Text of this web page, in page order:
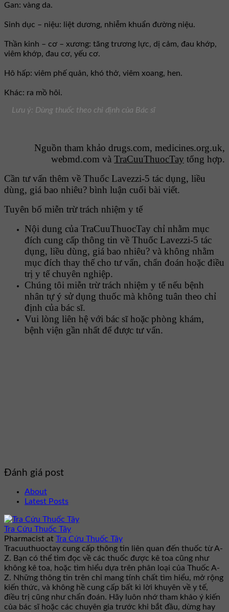
Gan: vàng da.
Sinh dục – niệu: liệt dương, nhiễm khuẩn đường niệu.
Thần kinh – cơ – xương: tăng trương lực, dị cảm, đau khớp,
viêm khớp, đau cơ, yếu cơ.
Hô hấp: viêm phế quản, khó thở, viêm xoang, hen.
Khác: ra mồ hôi.
Lưu ý: Dùng thuốc theo chỉ định của Bác sĩ
Nguồn tham khảo drugs.com, medicines.org.uk,
webmd.com và TraCuuThuocTay tổng hợp.
Cần tư vấn thêm về Thuốc Lavezzi-5 tác dụng, liều
dùng, giá bao nhiêu? bình luận cuối bài viết.
Tuyên bố miễn trừ trách nhiệm y tế
Nội dung của TraCuuThuocTay chỉ nhằm mục
đích cung cấp thông tin về Thuốc Lavezzi-5 tác
dụng, liều dùng, giá bao nhiêu? và không nhằm
mục đích thay thế cho tư vấn, chẩn đoán hoặc điều
trị y tế chuyên nghiệp.
Chúng tôi miễn trừ trách nhiệm y tế nếu bệnh
nhân tự ý sử dụng thuốc mà không tuân theo chỉ
định của bác sĩ.
Vui lòng liên hệ với bác sĩ hoặc phòng khám,
bệnh viện gần nhất để được tư vấn.
Đánh giá post
About
Latest Posts
Tra Cứu Thuốc Tây
Pharmacist at Tra Cứu Thuốc Tây
Tracuuthuoctay cung cấp thông tin liên quan đến thuốc từ A-
Z. Bạn có thể tìm đọc về các thuốc được kê toa cũng như
không kê toa, hoặc tìm hiểu dựa trên phân loại của Thuốc A-
Z. Những thông tin trên chỉ mang tính chất tìm hiểu, mở rộng
kiến thức, và không hề cung cấp bất kì lời khuyên về y tế,
điều trị cũng như chẩn đoán. Hãy luôn nhớ tham khảo ý kiến
của bác sĩ hoặc các chuyên gia trước khi bắt đầu, dừng hay